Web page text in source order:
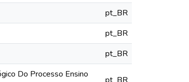
pt_BR
pt_BR
pt_BR
Do Processo Ensino